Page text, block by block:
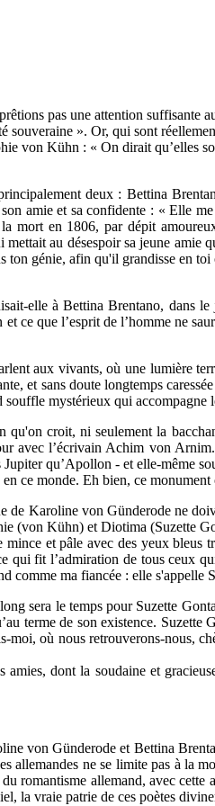
pas une attention suffisante
». Or, qui sont
von Kühn : « On dirait qu’elles
deux : Bettina
amie et sa confidente : « Elle
en 1806, par dépit
au désespoir sa jeune
génie, afin qu'il grandisse en toi
elle à Bettina Brentano, dans
que l’esprit de l’homme ne
aux vivants, où une lumière
et sans doute longtemps
mystérieux qui
croit, ni seulement la
avec l’écrivain Achim von
qu’Apollon - et elle-même
en ce monde. Eh bien, ce
Karoline von Günderode ne
(von Kühn) et Diotima (Suzette
et pâle avec des yeux bleus
qui fit l’admiration de tous ceux
comme ma fiancée : elle s'appelle
sera le temps pour Suzette
terme de son existence.
où nous retrouverons-nous,
dont la soudaine et
von Günderode et Bettina
ne se limite pas à la
romantisme allemand, avec
la vraie patrie de ces poètes